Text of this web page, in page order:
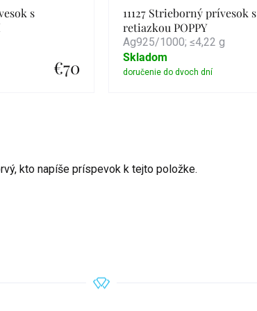
s
€70
11127 Strieborný prívesok s
retiazkou POPPY
Ag925/1000; ≤4,22 g
Skladom
kto napíše príspevok k tejto položke.